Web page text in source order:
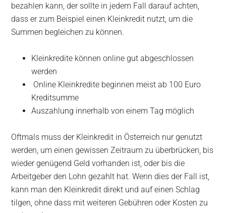
bezahlen kann, der sollte in jedem Fall darauf achten,
dass er zum Beispiel einen Kleinkredit nutzt, um die
Summen begleichen zu können.
Kleinkredite können online gut abgeschlossen
werden
Online Kleinkredite beginnen meist ab 100 Euro
Kreditsumme
Auszahlung innerhalb von einem Tag möglich
Oftmals muss der Kleinkredit in Österreich nur genutzt
werden, um einen gewissen Zeitraum zu überbrücken, bis
wieder genügend Geld vorhanden ist, oder bis die
Arbeitgeber den Lohn gezahlt hat. Wenn dies der Fall ist,
kann man den Kleinkredit direkt und auf einen Schlag
tilgen, ohne dass mit weiteren Gebühren oder Kosten zu